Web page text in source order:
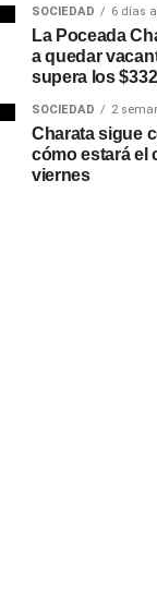
SOCIEDAD 6 días
La Poceada
a quedar
supera los
SOCIEDAD 2
Charata sigue
cómo estará el
viernes